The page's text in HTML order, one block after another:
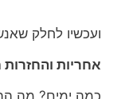
ועכשיו לחלק
אחריות והחזרות
כמה ימים? מה